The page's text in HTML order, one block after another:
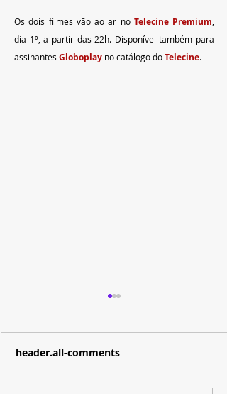
Os dois filmes vão ao ar no Telecine Premium
dia 1º, a partir das 22h. Disponível também para
assinantes Globoplay no catálogo do Telecine.
header.all-comments